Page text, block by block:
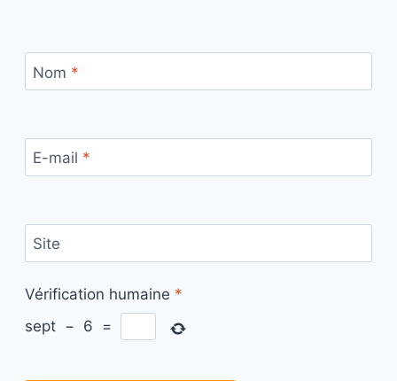
Nom *
E-mail *
Site
Vérification humaine *
sept − 6 =